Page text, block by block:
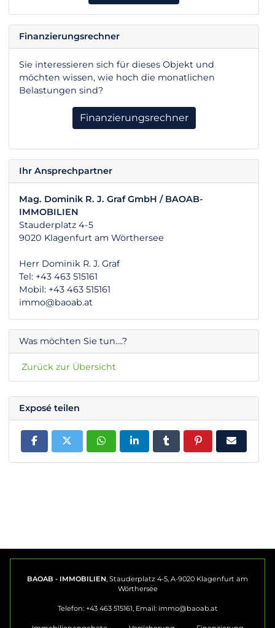
Finanzierungsrechner
Sie interessieren sich für dieses Objekt und
möchten wissen, wie hoch die monatlichen
Belastungen sind?
Finanzierungsrechner
Ihr Ansprechpartner
Mag. Dominik R. J. Graf GmbH / BAOAB-
IMMOBILIEN
Stauderplatz 4-5
9020 Klagenfurt am Wörthersee
Herr Dominik R. J. Graf
Tel: +43 463 515161
Mobil: +43 463 515161
immo@baoab.at
Was möchten Sie tun….?
Zurück zur Übersicht
Exposé teilen
BAOAB - IMMOBILIEN, Stauderplatz 4-5, A-9020 Klagenfurt am
Wörthersee
Telefon: +43 463 515161, Email: immo@baoab.at